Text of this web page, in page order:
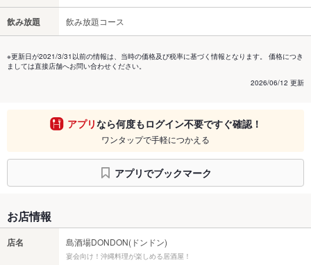
飲み放題 飲み放題コース
※更新日が2021/3/31以前の情報は、当時の価格及び税率に基づく情報となります。 価格につき
ましては直接店舗へお問い合わせください。
2026/06/12 更新
アプリなら何度もログイン不要ですぐ確認！
ワンタップで手軽につかえる
アプリでブックマーク
お店情報
店名 島酒場DONDON(ドンドン)
宴会向け！沖縄料理が楽しめる居酒屋！